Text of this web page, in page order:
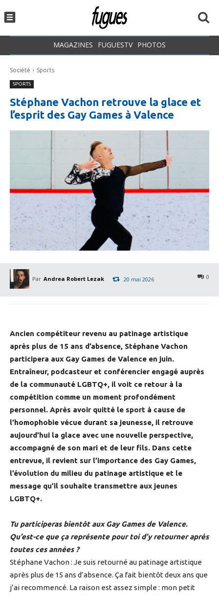
MAGAZINES FUGUESTV PHOTOS
Société Sports
SPORTS
Stéphane Vachon retrouve la glace et
l’esprit des Gay Games à Valence
Par Andrea Robert Lezak 0
20 mai 2026
Ancien compétiteur revenu au patinage artistique
après plus de 15 ans d’absence, Stéphane Vachon
participera aux Gay Games de Valence en juin.
Entraîneur, podcasteur et conférencier engagé auprès
de la communauté LGBTQ+, il voit ce retour à la
compétition comme un moment profondément
personnel. Après avoir quitté le sport à cause de
l’homophobie vécue durant sa jeunesse, il retrouve
aujourd’hui la glace avec une nouvelle perspective,
accompagné de son mari et de leur fils. Dans cette
entrevue, il revient sur l’importance des Gay Games,
l’évolution du milieu du patinage artistique et le
message qu’il souhaite transmettre aux jeunes
LGBTQ+.
Tu participeras bientôt aux Gay Games de Valence.
Qu’est-ce que ça représente pour toi d’y retourner après
toutes ces années ?
Stéphane Vachon : Je suis retourné au patinage artistique
après plus de 15 ans d’absence. Ça fait bientôt deux ans que
j’ai recommencé. La raison est assez simple : mon petit